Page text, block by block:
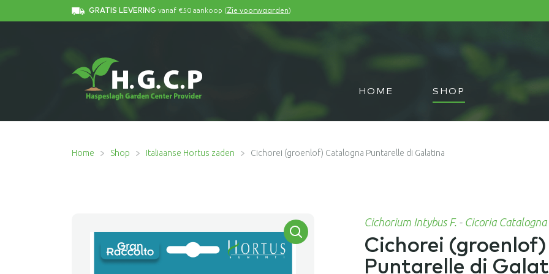
GRATIS LEVERING vanaf €50 aankoop (Zie voorwaarden)
HOME SHOP
Home Shop Italiaanse Hortus zaden Cichorei (groenlof) Catalogna Puntarelle di Galatina
Cichorium Intybus F. - Cicoria
Cichorei
Puntarelle di